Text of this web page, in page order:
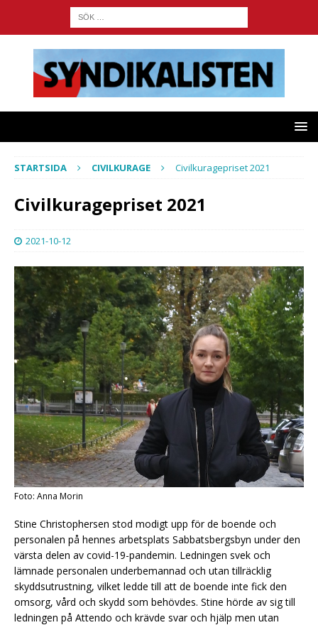
STARTSIDA CIVILKURAGE Civilkuragepriset 2021
Civilkuragepriset 2021
2021-10-12
Foto: Anna Morin
Stine Christophersen stod modigt upp för de boende och
personalen på hennes arbetsplats Sabbatsbergsbyn under den
värsta delen av covid-19-pandemin. Ledningen svek och
lämnade personalen underbemannad och utan tillräcklig
skyddsutrustning, vilket ledde till att de boende inte fick den
omsorg, vård och skydd som behövdes. Stine hörde av sig till
ledningen på Attendo och krävde svar och hjälp men utan